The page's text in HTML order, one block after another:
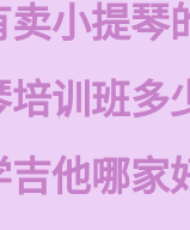
小提琴
训班多
他哪家